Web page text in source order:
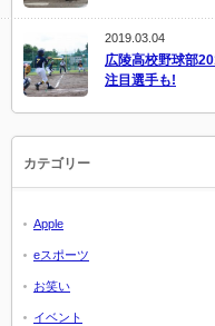
2019.03.04
広陵高校野球部
注目選手も!
カテゴリー
Apple
eスポーツ
お笑い
イベント